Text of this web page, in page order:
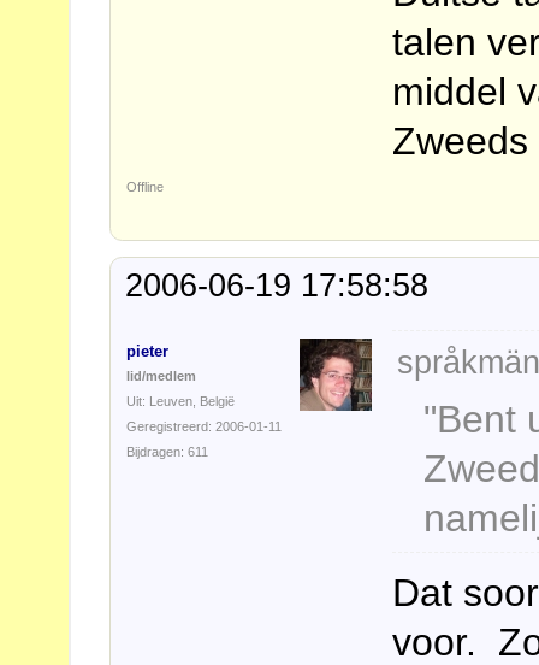
talen
middel
Offline
2006-06-19 17:58:58
pieter
lid/medlem
Uit: Leuven, België
Geregistreerd: 2006-01-11
Bijdragen: 611
"Bent
Dat
voor.